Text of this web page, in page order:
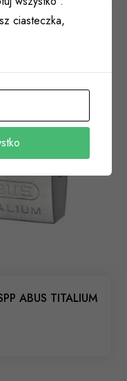
ABUS TITALIUM
ciasteczka,